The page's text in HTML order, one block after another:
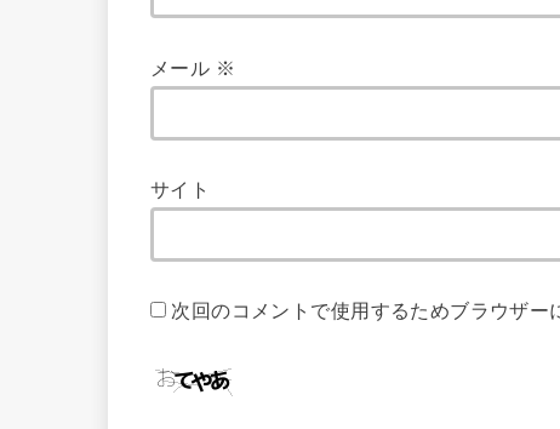
メール ※
サイト
次回のコメントで使用するためブラウザー